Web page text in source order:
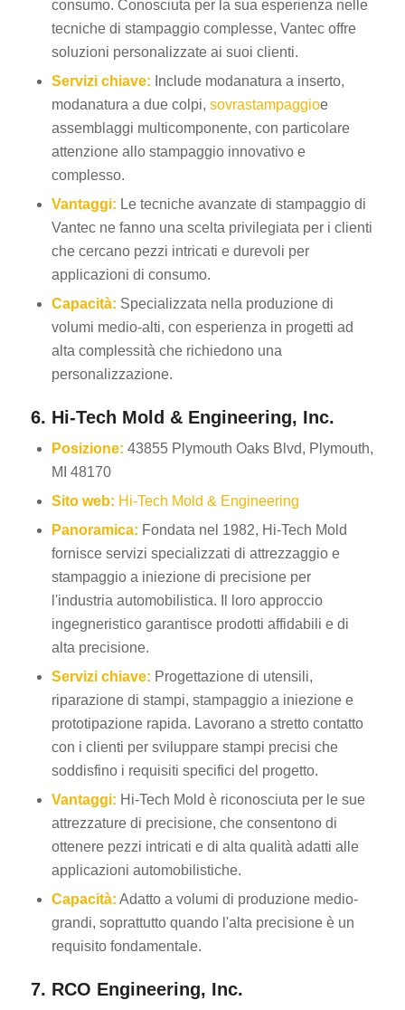
consumo. Conosciuta per la sua esperienza nelle
tecniche di stampaggio complesse, Vantec offre
soluzioni personalizzate ai suoi clienti.
Servizi chiave: Include modanatura a inserto,
modanatura a due colpi, sovrastampaggioe
assemblaggi multicomponente, con particolare
attenzione allo stampaggio innovativo e
complesso.
Vantaggi: Le tecniche avanzate di stampaggio di
Vantec ne fanno una scelta privilegiata per i clienti
che cercano pezzi intricati e durevoli per
applicazioni di consumo.
Capacità: Specializzata nella produzione di
volumi medio-alti, con esperienza in progetti ad
alta complessità che richiedono una
personalizzazione.
6. Hi-Tech Mold & Engineering, Inc.
Posizione: 43855 Plymouth Oaks Blvd, Plymouth,
MI 48170
Sito web: Hi-Tech Mold & Engineering
Panoramica: Fondata nel 1982, Hi-Tech Mold
fornisce servizi specializzati di attrezzaggio e
stampaggio a iniezione di precisione per
l'industria automobilistica. Il loro approccio
ingegneristico garantisce prodotti affidabili e di
alta precisione.
Servizi chiave: Progettazione di utensili,
riparazione di stampi, stampaggio a iniezione e
prototipazione rapida. Lavorano a stretto contatto
con i clienti per sviluppare stampi precisi che
soddisfino i requisiti specifici del progetto.
Vantaggi: Hi-Tech Mold è riconosciuta per le sue
attrezzature di precisione, che consentono di
ottenere pezzi intricati e di alta qualità adatti alle
applicazioni automobilistiche.
Capacità: Adatto a volumi di produzione medio-
grandi, soprattutto quando l'alta precisione è un
requisito fondamentale.
7. RCO Engineering, Inc.